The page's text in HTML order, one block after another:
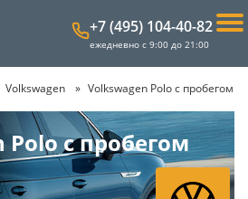
+7 (495) 104-40-82
ежедневно с 9:00 до 21:00
Volkswagen Volkswagen Polo с пробегом
Polo с пробегом